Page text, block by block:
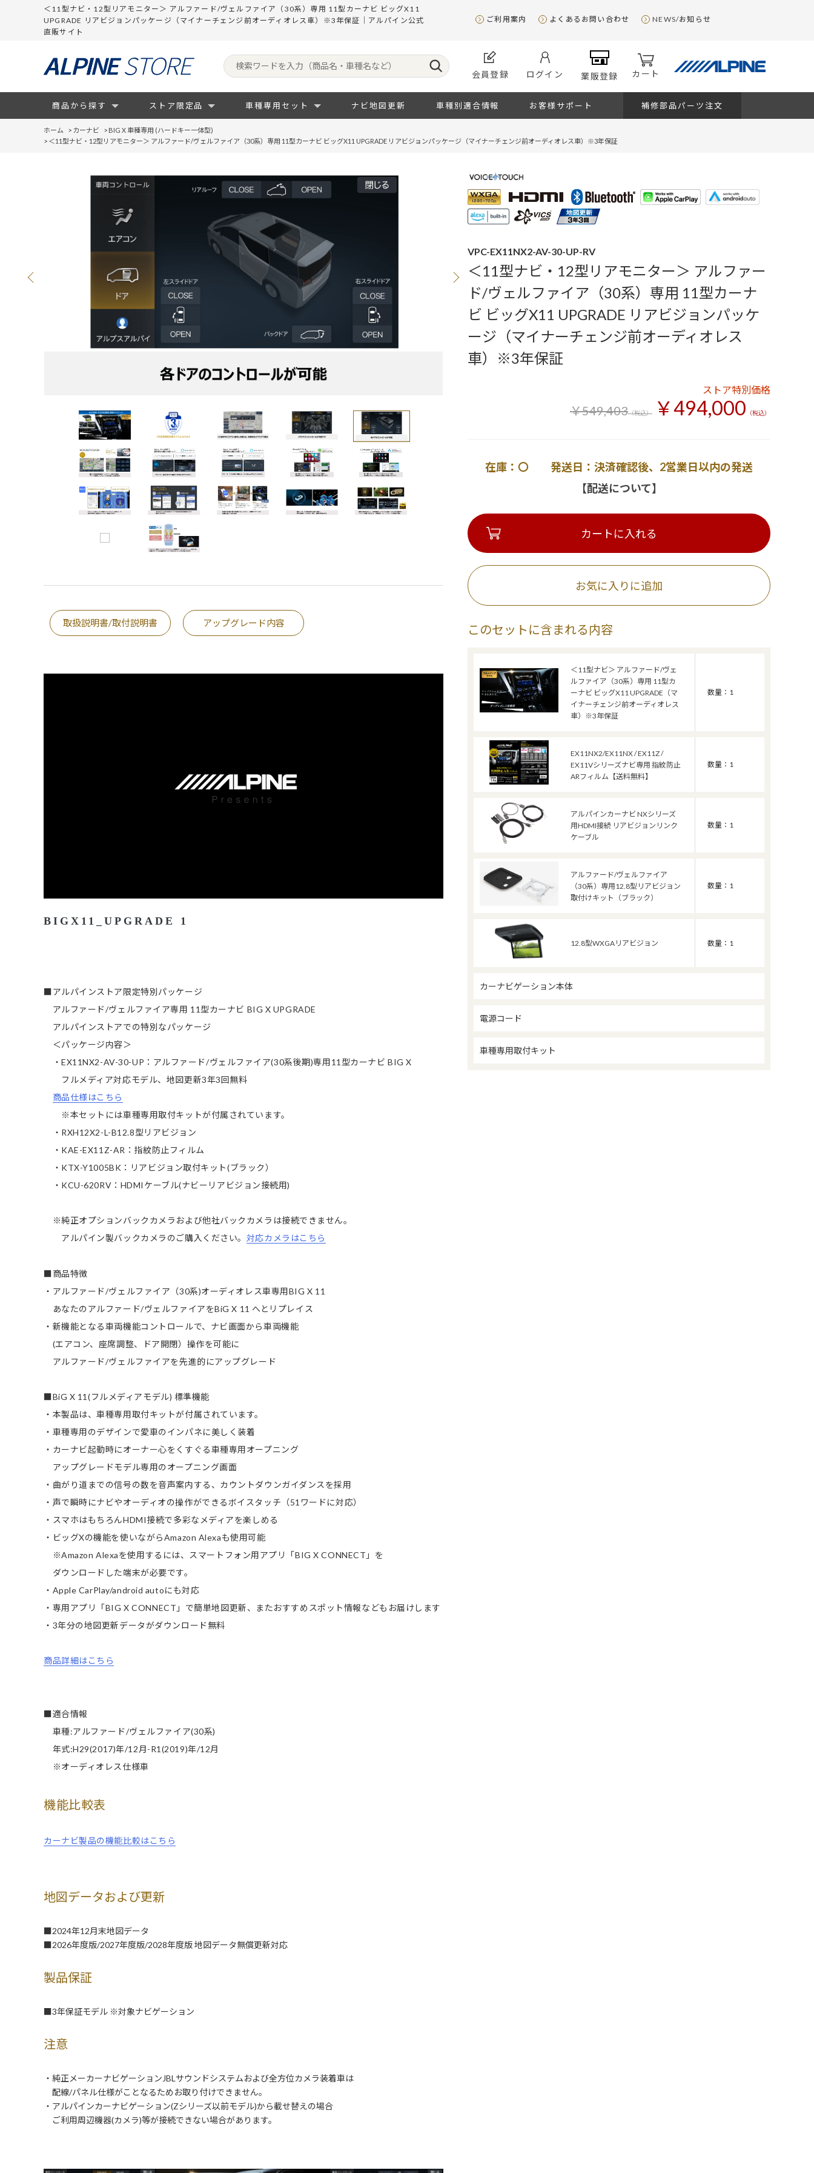
＜11型ナビ・12型リアモニター＞ アルファード/ヴェルファイア（30系）専用 11型カーナビ ビッグX11
UPGRADE リアビジョンパッケージ（マイナーチェンジ前オーディオレス車）※3年保証｜アルパイン公式
直販サイト
ご利用案内 よくあるお問い合わせ NEWS/お知らせ
会員登録 ログイン 業販登録 カート
商品から探す ストア限定品 車種専用セット ナビ地図更新 車種別適合情報 お客様サポート 補修部品パーツ注文
ホーム > カーナビ > BIG X 車種専用 (ハードキー一体型)
> ＜11型ナビ・12型リアモニター＞ アルファード/ヴェルファイア（30系）専用 11型カーナビ ビッグX11 UPGRADE リアビジョンパッケージ（マイナーチェンジ前オーディオレス車）※3年保証
取扱説明書/取付説明書 アップグレード内容
BIGX11_UPGRADE 1
■アルパインストア限定特別パッケージ
アルファード/ヴェルファイア専用 11型カーナビ BIG X UPGRADE
アルパインストアでの特別なパッケージ
＜パッケージ内容＞
・EX11NX2-AV-30-UP：アルファード/ヴェルファイア(30系後期)専用11型カーナビ BIG X
フルメディア対応モデル、地図更新3年3回無料
商品仕様はこちら
※本セットには車種専用取付キットが付属されています。
・RXH12X2-L-B12.8型リアビジョン
・KAE-EX11Z-AR：指紋防止フィルム
・KTX-Y1005BK：リアビジョン取付キット(ブラック）
・KCU-620RV：HDMIケーブル(ナビーリアビジョン接続用)
※純正オプションバックカメラおよび他社バックカメラは接続できません。
アルパイン製バックカメラのご購入ください。 対応カメラはこちら
■商品特徴
・アルファード/ヴェルファイア（30系)オーディオレス車専用BIG X 11
あなたのアルファード/ヴェルファイアをBiG X 11 へとリプレイス
・新機能となる車両機能コントロールで、ナビ画面から車両機能
(エアコン、座席調整、ドア開閉）操作を可能に
アルファード/ヴェルファイアを先進的にアップグレード
■BiG X 11(フルメディアモデル) 標準機能
・本製品は、車種専用取付キットが付属されています。
・車種専用のデザインで愛車のインパネに美しく装着
・カーナビ起動時にオーナー心をくすぐる車種専用オープニング
アップグレードモデル専用のオープニング画面
・曲がり道までの信号の数を音声案内する、カウントダウンガイダンスを採用
・声で瞬時にナビやオーディオの操作ができるボイスタッチ（51ワードに対応）
・スマホはもちろんHDMI接続で多彩なメディアを楽しめる
・ビッグXの機能を使いながらAmazon Alexaも使用可能
※Amazon Alexaを使用するには、スマートフォン用アプリ「BIG X CONNECT」を
ダウンロードした端末が必要です。
・Apple CarPlay/android autoにも対応
・専用アプリ「BIG X CONNECT」で簡単地図更新、またおすすめスポット情報などもお届けします
・3年分の地図更新データがダウンロード無料
商品詳細はこちら
■適合情報
車種:アルファード/ヴェルファイア(30系)
年式:H29(2017)年/12月-R1(2019)年/12月
※オーディオレス仕様車
機能比較表
カーナビ製品の機能比較はこちら
地図データおよび更新
■2024年12月末地図データ
■2026年度版/2027年度版/2028年度版 地図データ無償更新対応
製品保証
■3年保証モデル ※対象ナビゲーション
注意
・純正メーカーナビゲーションJBLサウンドシステムおよび全方位カメラ装着車は
配線/パネル仕様がことなるためお取り付けできません。
・アルパインカーナビゲーション(Zシリーズ以前モデル)から載せ替えの場合
ご利用周辺機器(カメラ)等が接続できない場合があります。
VPC-EX11NX2-AV-30-UP-RV
＜11型ナビ・12型リアモニター＞ アルファー
ド/ヴェルファイア（30系）専用 11型カーナ
ビ ビッグX11 UPGRADE リアビジョンパッケ
ージ（マイナーチェンジ前オーディオレス
車）※3年保証
ストア特別価格
￥549,403（税込） ￥494,000 （税込）
在庫：〇 発送日：決済確認後、2営業日以内の発送
【配送について】
カートに入れる
このセットに含まれる内容
＜11型ナビ＞ アルファード/ヴェ
ルファイア（30系）専用 11型カ
ーナビ ビッグX11 UPGRADE（マ
イナーチェンジ前オーディオレス
車）※3年保証
数量：1
EX11NX2/EX11NX / EX11Z /
EX11Vシリーズナビ専用 指紋防止
ARフィルム【送料無料】
数量：1
アルパインカーナビ NXシリーズ
用HDMI接続 リアビジョンリンク
ケーブル
数量：1
アルファード/ヴェルファイア
（30系）専用12.8型リアビジョン
取付けキット（ブラック）
数量：1
12.8型WXGAリアビジョン 数量：1
カーナビゲーション本体
電源コード
車種専用取付キット
お気に入りに追加